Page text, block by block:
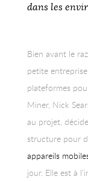
dans les
Bien avant le
petite
plateformes
Miner, Nick
au projet,
structure pour
appareils
jour. Elle est à